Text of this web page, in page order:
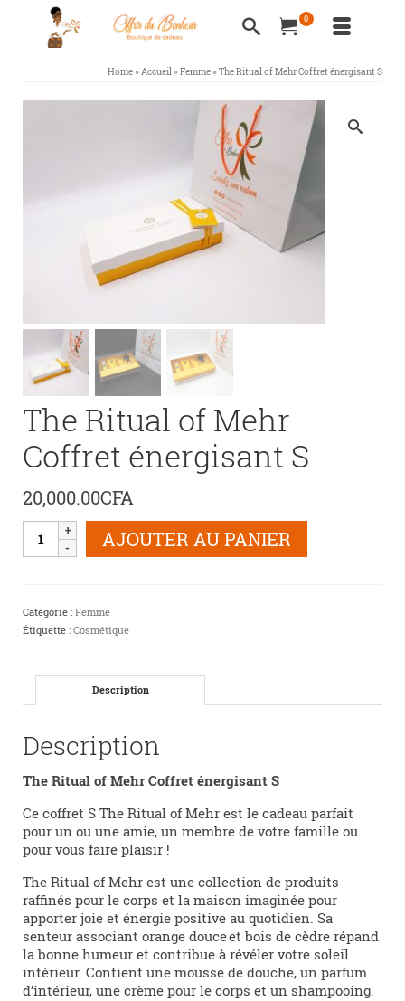
0
Home» Accueil» Femme» The Ritual of Mehr Coffret énergisant S
The Ritual of Mehr
Coffret énergisant S
20,000.00CFA
quantité
Mehr
Coffret
AJOUTER AU PANIER
Catégorie : Femme
Étiquette : Cosmétique
Description
Description
The Ritual of Mehr Coffret énergisant S
Ce coffret S The Ritual of Mehr est le cadeau parfait
pour un ou une amie, un membre de votre famille ou
pour vous faire plaisir !
The Ritual of Mehr est une collection de produits
raffinés pour le corps et la maison imaginée pour
apporter joie et énergie positive au quotidien. Sa
senteur associant orange douce et bois de cèdre répand
la bonne humeur et contribue à révéler votre soleil
intérieur. Contient une mousse de douche, un parfum
d’intérieur, une crème pour le corps et un shampooing.